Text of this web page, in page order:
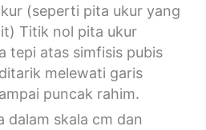
(seperti pita ukur yang
Titik nol pita ukur
tepi atas simfisis pubis
melewati garis
puncak rahim.
dalam skala cm dan